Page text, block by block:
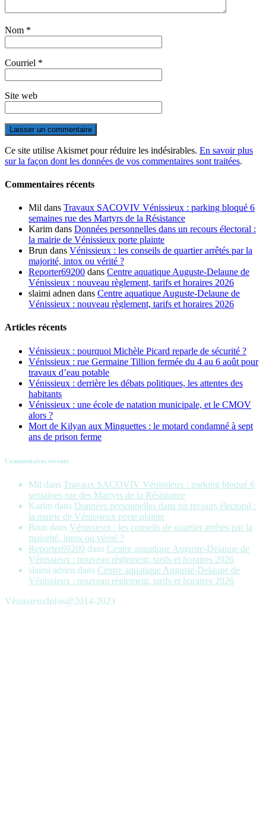
Nom *
Courriel *
Site web
Ce site utilise Akismet pour réduire les indésirables. En savoir plus
sur la façon dont les données de vos commentaires sont traitées.
Commentaires récents
Mil dans Travaux SACOVIV Vénissieux : parking bloqué 6
semaines rue des Martyrs de la Résistance
Karim dans Données personnelles dans un recours électoral :
la mairie de Vénissieux porte plainte
Brun dans Vénissieux : les conseils de quartier arrêtés par la
majorité, intox ou vérité ?
Reporter69200 dans Centre aquatique Auguste-Delaune de
Vénissieux : nouveau règlement, tarifs et horaires 2026
slaimi adnen dans Centre aquatique Auguste-Delaune de
Vénissieux : nouveau règlement, tarifs et horaires 2026
Articles récents
Vénissieux : pourquoi Michèle Picard reparle de sécurité ?
Vénissieux : rue Germaine Tillion fermée du 4 au 6 août pour
travaux d’eau potable
Vénissieux : derrière les débats politiques, les attentes des
habitants
Vénissieux : une école de natation municipale, et le CMOV
alors ?
Mort de Kilyan aux Minguettes : le motard condamné à sept
ans de prison ferme
Commentaires récents
Mil dans Travaux SACOVIV Vénissieux : parking bloqué 6
semaines rue des Martyrs de la Résistance
Karim dans Données personnelles dans un recours électoral :
la mairie de Vénissieux porte plainte
Brun dans Vénissieux : les conseils de quartier arrêtés par la
majorité, intox ou vérité ?
Reporter69200 dans Centre aquatique Auguste-Delaune de
Vénissieux : nouveau règlement, tarifs et horaires 2026
slaimi adnen dans Centre aquatique Auguste-Delaune de
Vénissieux : nouveau règlement, tarifs et horaires 2026
VénissieuxInfos@2014-2023